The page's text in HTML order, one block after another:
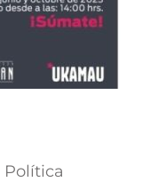
Política